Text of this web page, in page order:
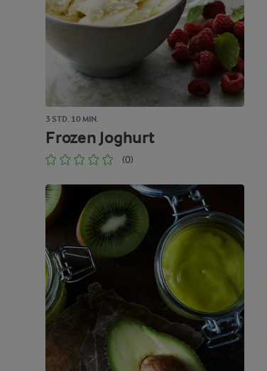
3 STD. 10 MIN.
Frozen Joghurt
(0)